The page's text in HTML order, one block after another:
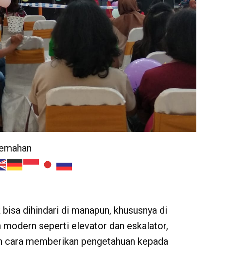
dihindari di manapun, khususnya di
modern seperti elevator dan eskalator,
memberikan pengetahuan kepada